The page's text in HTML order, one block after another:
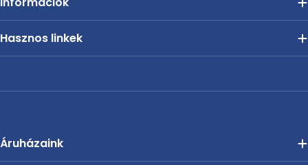
Hasznos linkek
Áruházaink